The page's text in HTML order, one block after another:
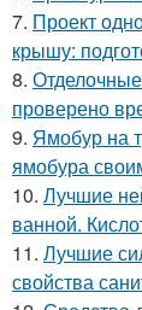
7. Проект
крышу:
8.
проверено
9. Ямобур на
ямобура
10. Лучшие
ванной.
11. Лучшие
свойства